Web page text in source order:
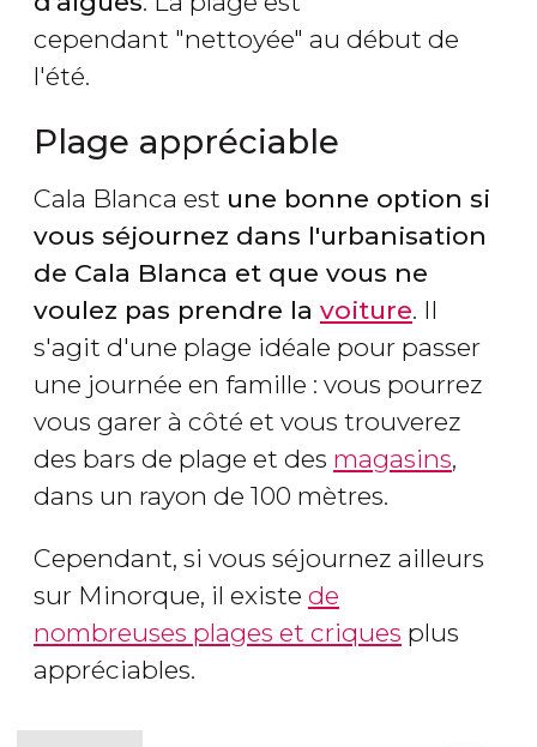
cependant "nettoyée" au début de
l'été.
Plage appréciable
Cala Blanca est une bonne option si
vous séjournez dans l'urbanisation
de Cala Blanca et que vous ne
voulez pas prendre la voiture. Il
s'agit d'une plage idéale pour passer
une journée en famille : vous pourrez
vous garer à côté et vous trouverez
des bars de plage et des magasins,
dans un rayon de 100 mètres.
Cependant, si vous séjournez ailleurs
sur Minorque, il existe de
nombreuses plages et criques plus
appréciables.